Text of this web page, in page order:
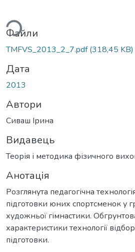
Файли
TMFVS_2013_2_7.pdf(318,45 KB)
Дата
2013
Автори
Сиваш Ірина
Видавець
Теорія і методика фізичного
Анотація
Розглянута педагогічна
підготовки юних спортсменок у
художньої гімнастики.
характеристики технології
підготовки.